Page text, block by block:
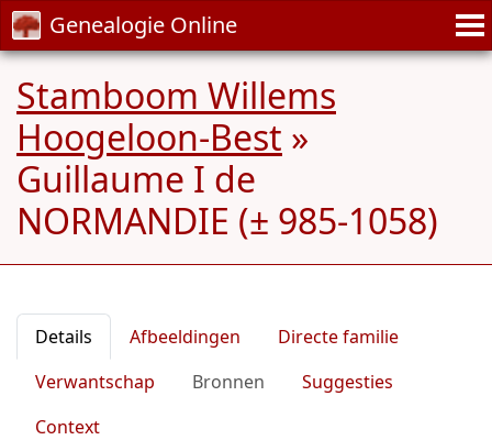
Genealogie Online
Stamboom Willems
Hoogeloon-Best »
Guillaume I de
NORMANDIE (± 985-1058)
Details Afbeeldingen
Directe familie
Verwantschap
Bronnen
Suggesties
Context